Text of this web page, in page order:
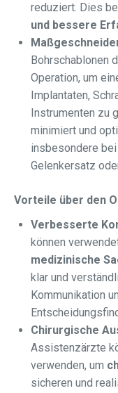
reduziert. Dies
und bessere
Bohrschablonen
Operation, um
Implantaten,
Instrumenten zu
minimiert und
insbesondere
Gelenkersatz
Vorteile über den
Verbesserte
können
medizinische
klar und
Kommunikation
Chirurgische
Assistenzärzte
verwenden, um
sicheren und